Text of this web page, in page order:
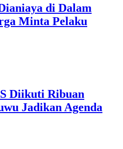
di Dalam
Minta Pelaku
Diikuti Ribuan
Jadikan Agenda